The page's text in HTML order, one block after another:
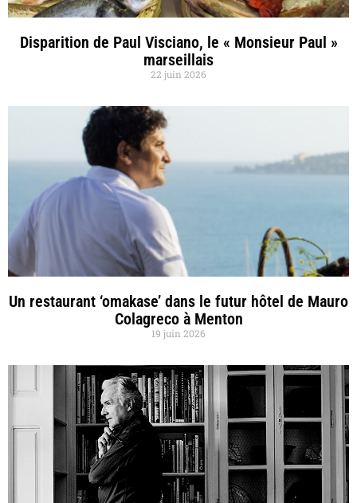
Disparition de Paul Visciano, le « Monsieur Paul »
marseillais
22 juin 2026
Un restaurant ‘omakase’ dans le futur hôtel de Mauro
Colagreco à Menton
19 juin 2026